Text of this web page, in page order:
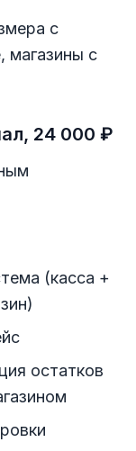
с
магазины с
24 000 ₽
(касса +
остатков